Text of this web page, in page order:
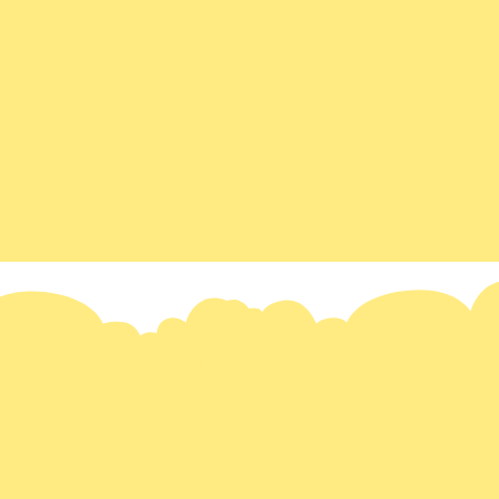
Somos uma equipe de pedagogos que têm como objetivo